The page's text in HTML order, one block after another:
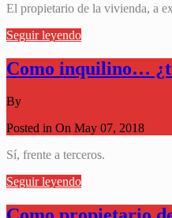
El propietario de la vivienda, a
Seguir leyendo
Como inquilino…
By
Posted in On May 07, 2018
Sí, frente a terceros.
Seguir leyendo